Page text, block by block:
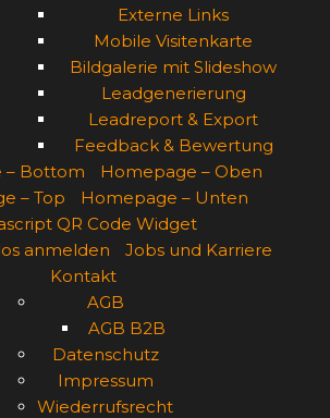
Externe Links
Mobile Visitenkarte
Bildgalerie mit Slideshow
Leadgenerierung
Leadreport & Export
Feedback & Bewertung
– Bottom
Homepage – Oben
– Top
Homepage – Unten
QR Code Widget
anmelden
Jobs und Karriere
Kontakt
AGB
AGB B2B
Datenschutz
Impressum
Wiederrufsrecht